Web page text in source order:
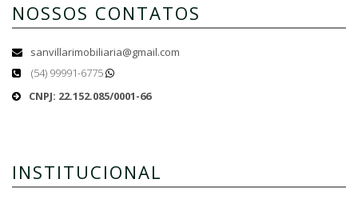
NOSSOS CONTATOS
sanvillarimobiliaria@gmail.com
(54) 99991-6775
CNPJ: 22.152.085/0001-66
INSTITUCIONAL